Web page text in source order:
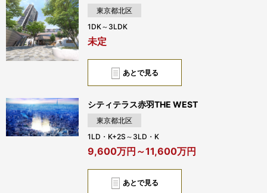
あとで見る
東京都北区
1DK～3LDK
未定
あとで見る
シティテラス赤羽THE WEST
東京都北区
1LD・K+2S～3LD・K
9,600万円～11,600万円